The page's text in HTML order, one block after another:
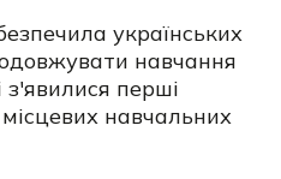
українських
навчання
перші
навчальних